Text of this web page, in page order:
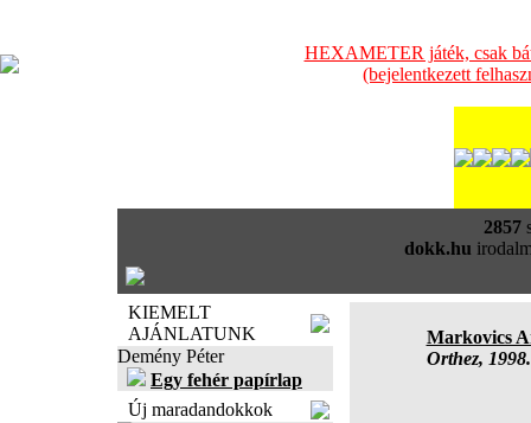
HEXAMETER játék, csak
(bejelentkezett
2857
dokk.hu
KIEMELT
AJÁNLATUNK
Demény Péter
Egy fehér papírlap
Új maradandokkok
Markovics
Orthez, 1998.